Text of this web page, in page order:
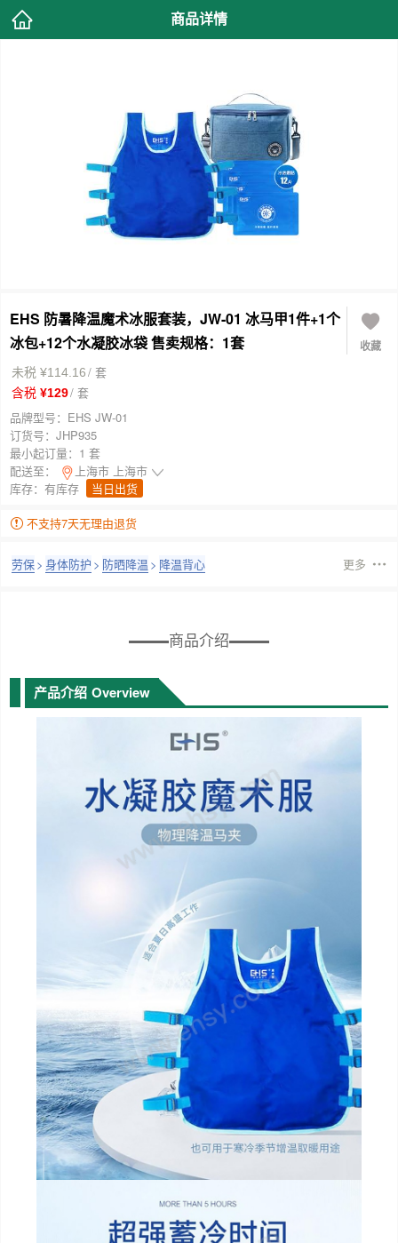
商品详情
EHS 防暑降温魔术冰服套装，JW-01 冰马甲1件+1个
冰包+12个水凝胶冰袋 售卖规格：1套
收藏
未税 ¥114.16/ 套
含税 ¥129/ 套
品牌型号： EHS JW-01
订货号： JHP935
最小起订量： 1 套
配送至：
上海市 上海市
库存： 有库存 当日出货
不支持7天无理由退货
劳保> 身体防护 > 防晒降温 > 降温背心 更多
商品介绍
产品介绍 Overview